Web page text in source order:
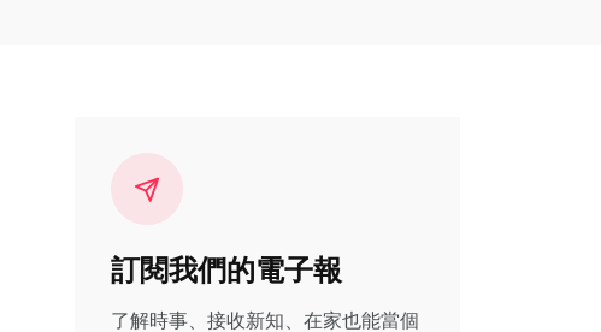
訂閱我們的電子報
了解時事、接收新知、在家也能當個